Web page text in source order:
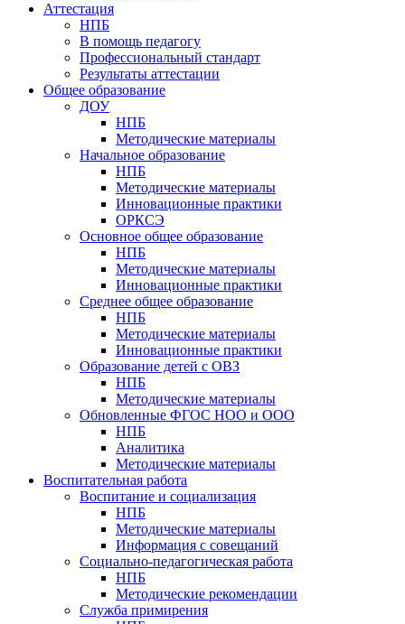
Аттестация
НПБ
В помощь педагогу
Профессиональный стандарт
Результаты аттестации
Общее образование
ДОУ
НПБ
Методические материалы
Начальное образование
НПБ
Методические материалы
Инновационные практики
ОРКСЭ
Основное общее образование
НПБ
Методические материалы
Инновационные практики
Среднее общее образование
НПБ
Методические материалы
Инновационные практики
Образование детей с ОВЗ
НПБ
Методические материалы
Обновленные ФГОС НОО и ООО
НПБ
Аналитика
Методические материалы
Воспитательная работа
Воспитание и социализация
НПБ
Методические материалы
Информация с совещаний
Социально-педагогическая работа
НПБ
Методические рекомендации
Служба примирения